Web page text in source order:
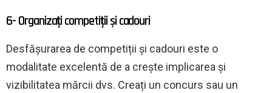
6- Organizați competiții și cadouri
Desfășurarea de competiții și cadouri este o
modalitate excelentă de a crește implicarea și
vizibilitatea mărcii dvs. Creați un concurs sau un